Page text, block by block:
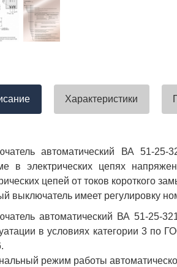
Характеристики
автоматический ВА 51-25-
в электрических цепях
цепей от токов короткого
выключатель имеет регулировку
автоматический ВА 51-25-
в условиях категории 3 по
режим работы